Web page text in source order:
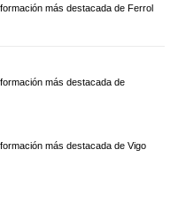
más destacada de Ferrol
más destacada de
más destacada de Vigo